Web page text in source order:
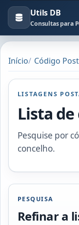
Utils DB
Consultas para
Início Código
LISTAGENS
Lista
Pesquise por
concelho.
PESQUISA
Refinar a